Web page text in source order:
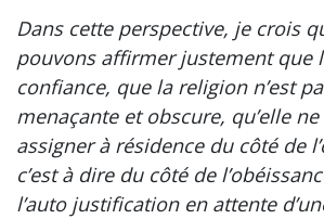
Dans cette perspective, je crois
pouvons affirmer justement que
confiance, que la religion n’est
menaçante et obscure, qu’elle
assigner à résidence du côté de
c’est à dire du côté de
l’auto justification en attente